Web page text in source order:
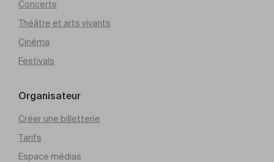
Concerts
Théâtre et arts vivants
Cinéma
Festivals
Organisateur
Créer une billetterie
Tarifs
Espace médias